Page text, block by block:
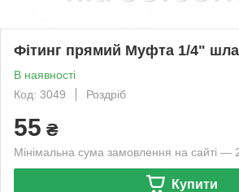
Фітинг прямий Муфта 1/4"
В наявності
Код: 3049
Роздріб
55 ₴
Мінімальна сума замовлення на сайті —
Купити